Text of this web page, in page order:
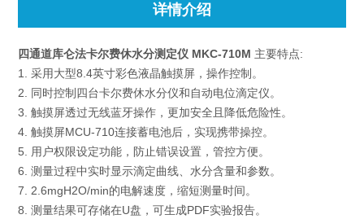
详情介绍
四通道库仑法卡尔费休水分测定仪 MKC-710M 主要特点:
1. 采用大型8.4英寸彩色液晶触摸屏，操作控制。
2. 同时控制四台卡尔费休水分仪和自动电位滴定仪。
3. 触摸屏透过无线蓝牙操作，更加安全且降低危险性。
4. 触摸屏MCU-710连接蓄电池后，实现携带操控。
5. 用户权限设定功能，防止错误设置，管控方便。
6. 测量过程中实时显示滴定曲线、水分含量和参数。
7. 2.6mgH2O/min的电解速度，缩短测量时间。
8. 测量结果可存储在U盘，可生成PDF实验报告。